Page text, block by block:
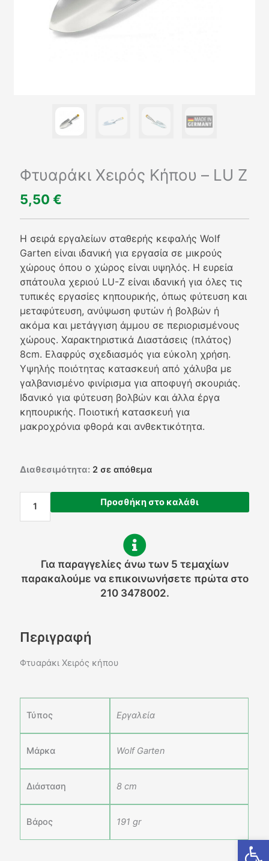
Φτυαράκι Χειρός Κήπου – LU Z
5,50€
Η σειρά εργαλείων σταθερής κεφαλής Wolf
Garten είναι ιδανική για εργασία σε μικρούς
χώρους όπου ο χώρος είναι υψηλός. Η ευρεία
σπάτουλα χεριού LU-Z είναι ιδανική για όλες τις
τυπικές εργασίες κηπουρικής, όπως φύτευση και
μεταφύτευση, ανύψωση φυτών ή βολβών ή
ακόμα και μετάγγιση άμμου σε περιορισμένους
χώρους. Χαρακτηριστικά Διαστάσεις (πλάτος)
8cm. Ελαφρύς σχεδιασμός για εύκολη χρήση.
Υψηλής ποιότητας κατασκευή από χάλυβα με
γαλβανισμένο φινίρισμα για αποφυγή σκουριάς.
Ιδανικό για φύτευση βολβών και άλλα έργα
κηπουρικής. Ποιοτική κατασκευή για
μακροχρόνια φθορά και ανθεκτικότητα.
Διαθεσιμότητα: 2 σε απόθεμα
Φτυαράκι
Προσθήκη στο καλάθι
Για παραγγελίες άνω των 5 τεμαχίων
παρακαλούμε να επικοινωνήσετε πρώτα στο
210 3478002.
Περιγραφή
Φτυαράκι Χειρός κήπου
Τύπος Εργαλεία
Μάρκα Wolf Garten
Διάσταση 8 cm
Βάρος 191 gr